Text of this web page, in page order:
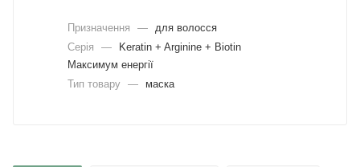
Призначення —
для волосся
Серія
—
Keratin + Arginine + Biotin
Максимум енергії
Тип товару — маска